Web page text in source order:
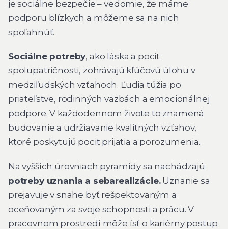
je sociálne bezpečie – vedomie, že máme
podporu blízkych a môžeme sa na nich
spoľahnúť.
Sociálne potreby, ako láska a pocit
spolupatričnosti, zohrávajú kľúčovú úlohu v
medziľudských vzťahoch. Ľudia túžia po
priateľstve, rodinných väzbách a emocionálnej
podpore. V každodennom živote to znamená
budovanie a udržiavanie kvalitných vzťahov,
ktoré poskytujú pocit prijatia a porozumenia.
Na vyšších úrovniach pyramídy sa nachádzajú
potreby uznania a sebarealizácie.Uznanie sa
prejavuje v snahe byť rešpektovaným a
oceňovaným za svoje schopnosti a prácu. V
pracovnom prostredí môže ísť o kariérny postup